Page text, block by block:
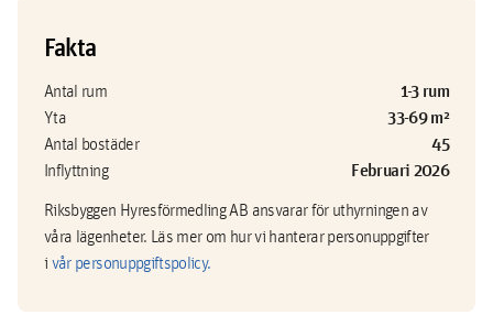
Fakta
Antal rum 1-3 rum
Yta 33-69 m²
Antal bostäder 45
Inflyttning Februari 2026
Riksbyggen Hyresförmedling AB ansvarar för uthyrningen av
våra lägenheter. Läs mer om hur vi hanterar personuppgifter
i vår personuppgiftspolicy.